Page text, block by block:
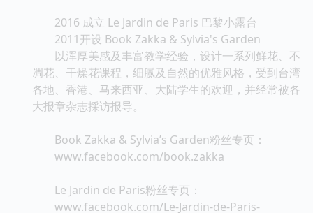
2016 成立 Le Jardin de Paris 巴黎小露台
2011开设 Book Zakka & Sylvia's Garden
以浑厚美感及丰富教学经验，设计一系列鲜花、不
凋花、干燥花课程，细腻及自然的优雅风格，受到台湾
各地、香港、马来西亚、大陆学生的欢迎，并经常被各
大报章杂志採访报导。
Book Zakka & Sylvia’s Garden粉丝专页：
www.facebook.com/book.zakka
Le Jardin de Paris粉丝专页：
www.facebook.com/Le-Jardin-de-Paris-